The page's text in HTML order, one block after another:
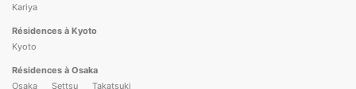
Kariya
Résidences à Kyoto
Kyoto
Résidences à Osaka
Osaka
Settsu Takatsuki